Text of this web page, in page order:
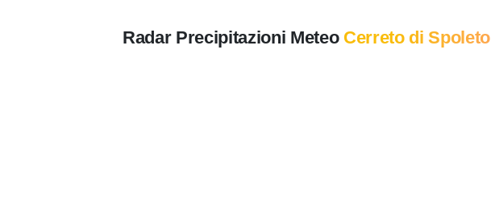
Radar Precipitazioni Meteo Cerreto di Spoleto